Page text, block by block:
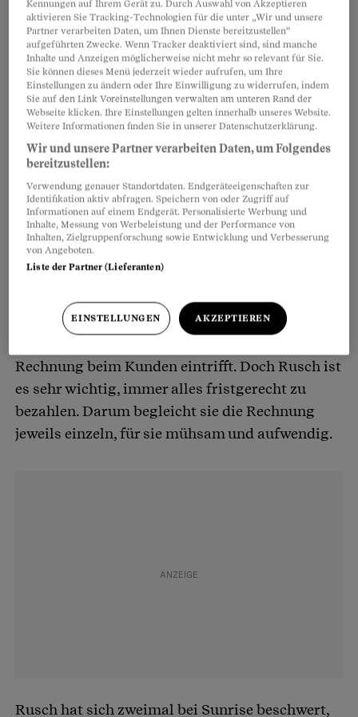
Mühsame Einzelzahlung
Ruschs Problem mit den Sunrise-Rechnungen:
«Wenn sie erst nach zehn Tagen eintreffen, läuft
die Zahlungsfrist schon bald ab.» Das stimmt
zwar aus juristischer Sicht nicht: Die
Rechnung beim Kunden eintrifft. Doch Rusch ist
es sehr wichtig, immer alles fristgerecht zu
bezahlen. Darum begleicht sie die Rechnung
jeweils einzeln, für sie mühsam und aufwendig.
Rusch hat sich zweimal bei Sunrise beschwert,
Kennungen auf Ihrem Gerät zu. Durch Auswahl von Akzeptieren
aktivieren Sie Tracking-Technologien für die unter „Wir und unsere
Partner verarbeiten Daten, um Ihnen Dienste bereitzustellen“
aufgeführten Zwecke. Wenn Tracker deaktiviert sind, sind manche
Inhalte und Anzeigen möglicherweise nicht mehr so relevant für Sie.
Sie können dieses Menü jederzeit wieder aufrufen, um Ihre
Einstellungen zu ändern oder Ihre Einwilligung zu widerrufen, indem
Sie auf den Link Voreinstellungen verwalten am unteren Rand der
Webseite klicken. Ihre Einstellungen gelten innerhalb unseres Website.
Weitere Informationen finden Sie in unserer Datenschutzerklärung.
Wir und unsere Partner verarbeiten Daten, um Folgendes
bereitzustellen:
Verwendung genauer Standortdaten. Endgeräteeigenschaften zur
Identifikation aktiv abfragen. Speichern von oder Zugriff auf
Informationen auf einem Endgerät. Personalisierte Werbung und
Inhalte, Messung von Werbeleistung und der Performance von
Inhalten, Zielgruppenforschung sowie Entwicklung und Verbesserung
von Angeboten.
Liste der Partner (Lieferanten)
EINSTELLUNGEN AKZEPTIEREN